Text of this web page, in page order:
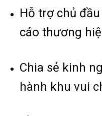
Hỗ trợ chủ
cáo thương
Chia sẻ kinh
hành khu vui